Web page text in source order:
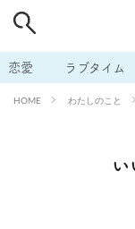
恋愛 ラブタイム
HOME わたしのこと
い
# 出会う方法